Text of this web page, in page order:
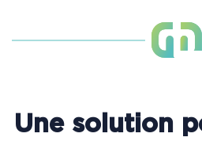
Une solution